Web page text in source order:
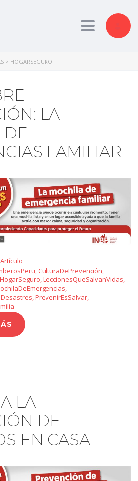
Toggle
> HOGARSEGURO
LA
DE
FAMILIAR
Artículo
, CulturaDePrevención,
HogarSeguro,LeccionesQueSalvanVidas,
,
,PrevenirEsSalvar,
LA
DE
EN CASA